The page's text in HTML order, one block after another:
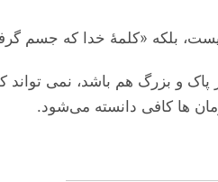
بلکه «کلمهٔ خدا که جسم
و بزرگ هم باشد، نمی ‌تواند
‌ها کافی دانسته می‌‌شود.